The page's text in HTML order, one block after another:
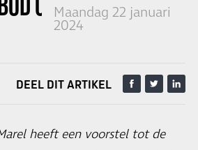
Maandag 22 januari
2024
DEEL DIT ARTIKEL
heeft een voorstel tot de